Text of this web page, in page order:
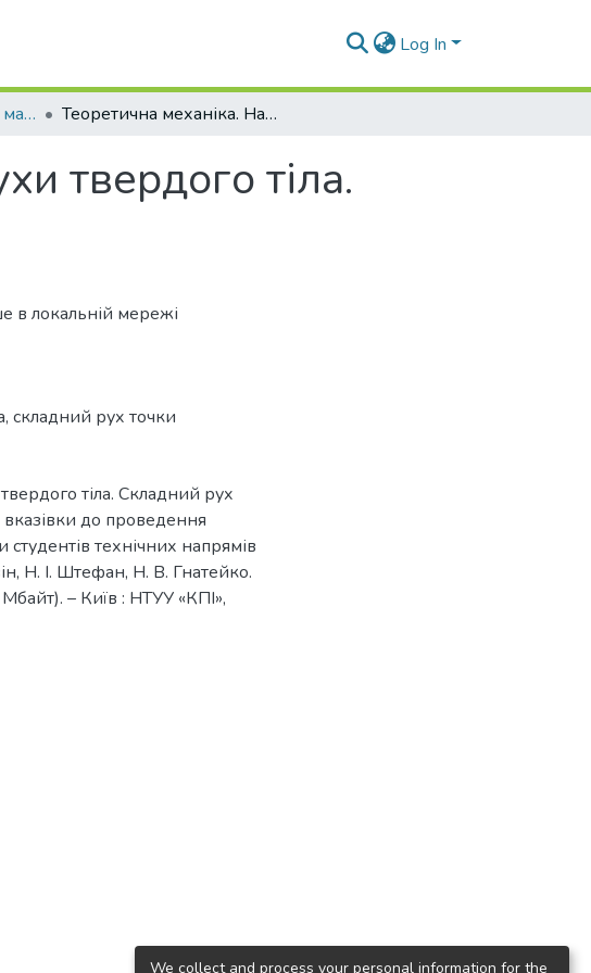
Log In
Навчально-методичні матеріали (КТМ) Теоретична механіка. Найпростіші рухи твердого тіла. Складний рух точки
твердого тіла.
в локальній мережі
, складний рух точки
тіла. Складний рух
до проведення
студентів технічних напрямів
Н. І. Штефан, Н. В. Гнатейко.
– Київ : НТУУ «КПІ»,
We collect and process your personal information for the